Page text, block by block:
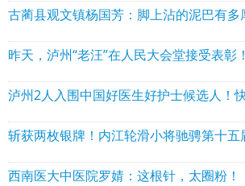
昨天，泸州“老汪”在人民大会堂接受表彰！
西南医大中医院罗婧：这根针，太圈粉！